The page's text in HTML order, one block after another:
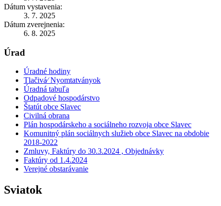
Dátum vystavenia:
3. 7. 2025
Dátum zverejnenia:
6. 8. 2025
Úrad
Úradné hodiny
Tlačivá⁄ Nyomtatványok
Úradná tabuľa
Odpadové hospodárstvo
Štatút obce Slavec
Civilná obrana
Plán hospodárskeho a sociálneho rozvoja obce Slavec
Komunitný plán sociálnych služieb obce Slavec na obdobie
2018-2022
Zmluvy, Faktúry do 30.3.2024 , Objednávky
Faktúry od 1.4.2024
Verejné obstarávanie
Sviatok